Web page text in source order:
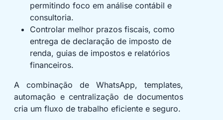
permitindo foco em análise contábil e
consultoria.
Controlar melhor prazos fiscais, como
entrega de declaração de imposto de
renda, guias de impostos e relatórios
financeiros.
A combinação de WhatsApp, templates,
automação e centralização de documentos
cria um fluxo de trabalho eficiente e seguro.